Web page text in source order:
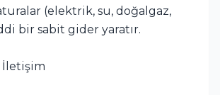
(elektrik, su, doğalgaz,
bir sabit gider yaratır.
İletişim